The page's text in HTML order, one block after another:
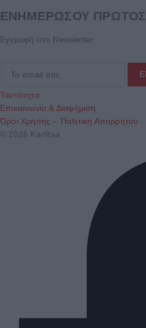
ΕΝΗΜΕΡΩΣΟΥ ΠΡΩΤΟΣ
Εγγραφή στο Newsletter
Ταυτότητα
Επικοινωνία & Διαφήμιση
Όροι Χρήσης – Πολιτική Απορρήτου
© 2026 Karfitsa